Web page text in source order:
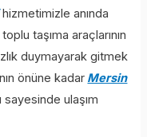
hizmetimizle anında
taşıma araçlarının
duymayarak gitmek
önüne kadar Mersin
sayesinde ulaşım